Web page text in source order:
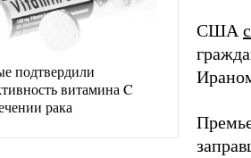
подтвердили
витамина C
рака
США